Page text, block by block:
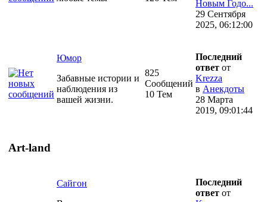
Новым Годо...
29 Сентября
2025, 06:12:00
Юмор
Забавные истории и
наблюдения из
вашей жизни.
825
Сообщений
10 Тем
Последний
ответ от
Krezza
в Анекдоты
28 Марта
2019, 09:01:44
Art-land
Сайгон
Последний
ответ от